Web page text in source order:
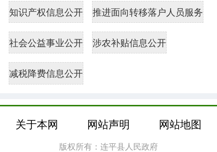
知识产权信息公开 推进面向转移落户人员服务
社会公益事业公开 涉农补贴信息公开
减税降费信息公开
关于本网 网站声明 网站地图
版权所有：连平县人民政府